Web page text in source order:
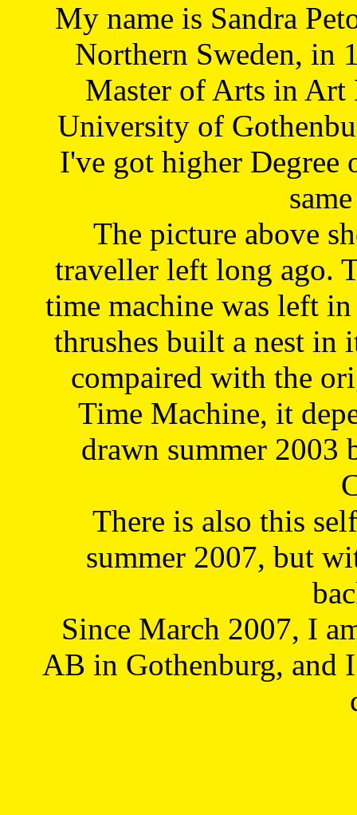
My name is Sandra
Northern Sweden, in
Master of Arts in Art
University of
I've got higher Degree
The picture above
traveller left long ago.
time machine was left
thrushes built a nest in
compaired with the
Time Machine, it
drawn summer 2003
There is also this
summer 2007, but
Since March 2007, I
AB in Gothenburg, and